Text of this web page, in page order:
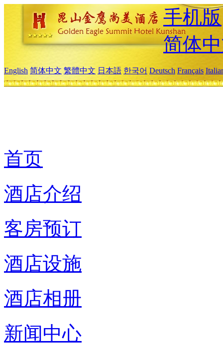
手机版
简体
English 简体中文 繁體中文 日本語 한국어 Deutsch Français
首页
酒店介绍
客房预订
酒店设施
酒店相册
新闻中心